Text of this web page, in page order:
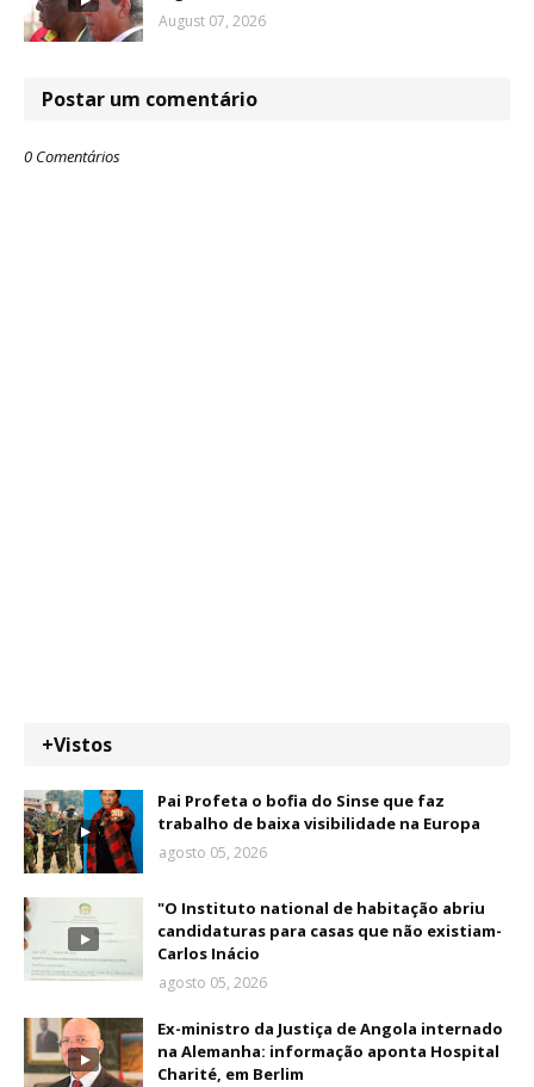
August 07, 2026
Postar um comentário
0 Comentários
+Vistos
Pai Profeta o bofia do Sinse que faz
trabalho de baixa visibilidade na Europa
agosto 05, 2026
"O Instituto national de habitação abriu
candidaturas para casas que não existiam-
Carlos Inácio
agosto 05, 2026
Ex-ministro da Justiça de Angola internado
na Alemanha: informação aponta Hospital
Charité, em Berlim